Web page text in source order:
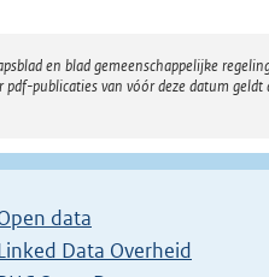
en blad gemeenschappelijke
publicaties van vóór deze datum
data
Data Overheid